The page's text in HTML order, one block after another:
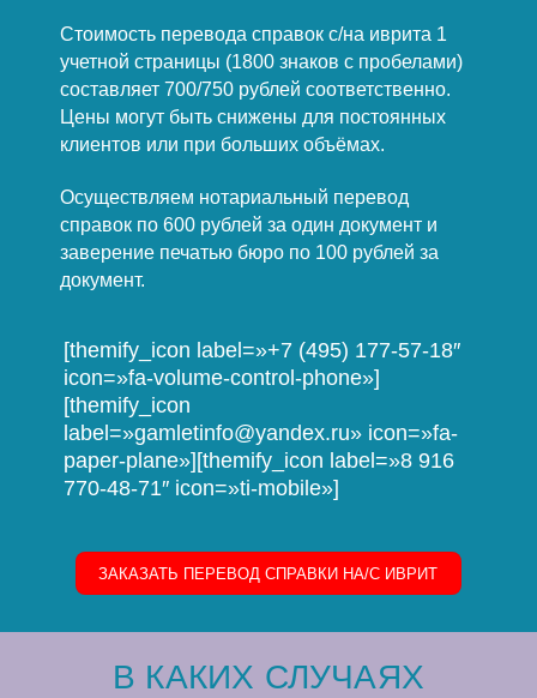
Стоимость перевода справок с/на иврита 1
учетной страницы (1800 знаков с пробелами)
составляет 700/750 рублей соответственно.
Цены могут быть снижены для постоянных
клиентов или при больших объёмах.
Осуществляем нотариальный перевод
справок по 600 рублей за один документ и
заверение печатью бюро по 100 рублей за
документ.
[themify_icon label=»+7 (495) 177-57-18″
icon=»fa-volume-control-phone»]
[themify_icon
label=»gamletinfo@yandex.ru» icon=»fa-
paper-plane»][themify_icon label=»8 916
770-48-71″ icon=»ti-mobile»]
ЗАКАЗАТЬ ПЕРЕВОД СПРАВКИ НА/C ИВРИТ
В КАКИХ СЛУЧАЯХ